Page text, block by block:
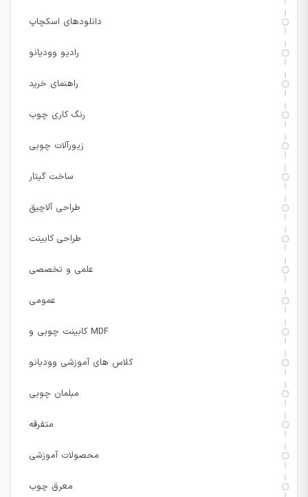
دانلودهای اسکچاپ
رادیو وودیانو
راهنمای خرید
رنگ کاری چوب
زیورآلات چوبی
ساخت گیتار
طراحی آلاچیق
طراحی کابینت
علمی و تخصصی
عمومی
کابینت چوبی و MDF
کلاس های آموزشی وودیانو
مبلمان چوبی
متفرقه
محصولات آموزشی
معرق چوب